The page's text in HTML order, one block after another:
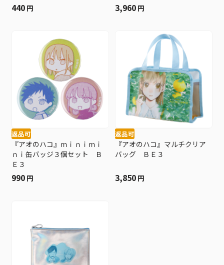
440 円 3,960 円
返品可
『アオのハコ』ｍｉｎｉｍｉ
ｎｉ缶バッジ３個セット Ｂ
Ｅ３
990 円
返品可
『アオのハコ』マルチクリア
バッグ ＢＥ３
3,850 円